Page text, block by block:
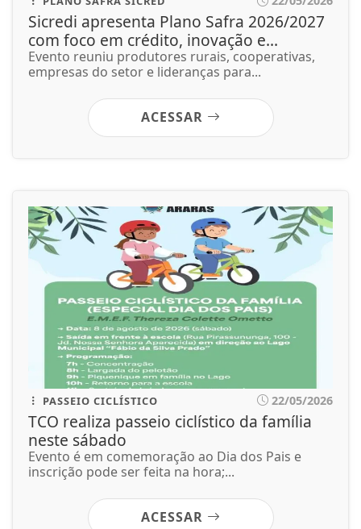
Sicredi apresenta Plano Safra 2026/2027
com foco em crédito, inovação e...
Evento reuniu produtores rurais, cooperativas,
empresas do setor e lideranças para...
ACESSAR
PASSEIO CICLÍSTICO 22/05/2026
TCO realiza passeio ciclístico da família
neste sábado
Evento é em comemoração ao Dia dos Pais e
inscrição pode ser feita na hora;...
ACESSAR